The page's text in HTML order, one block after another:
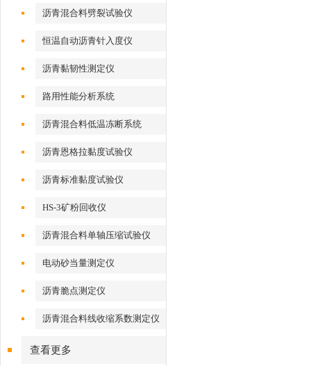
沥青混合料劈裂试验仪
恒温自动沥青针入度仪
沥青黏韧性测定仪
路用性能分析系统
沥青混合料低温冻断系统
沥青恩格拉黏度试验仪
沥青标准黏度试验仪
HS-3矿粉回收仪
沥青混合料单轴压缩试验仪
电动砂当量测定仪
沥青脆点测定仪
沥青混合料线收缩系数测定仪
查看更多